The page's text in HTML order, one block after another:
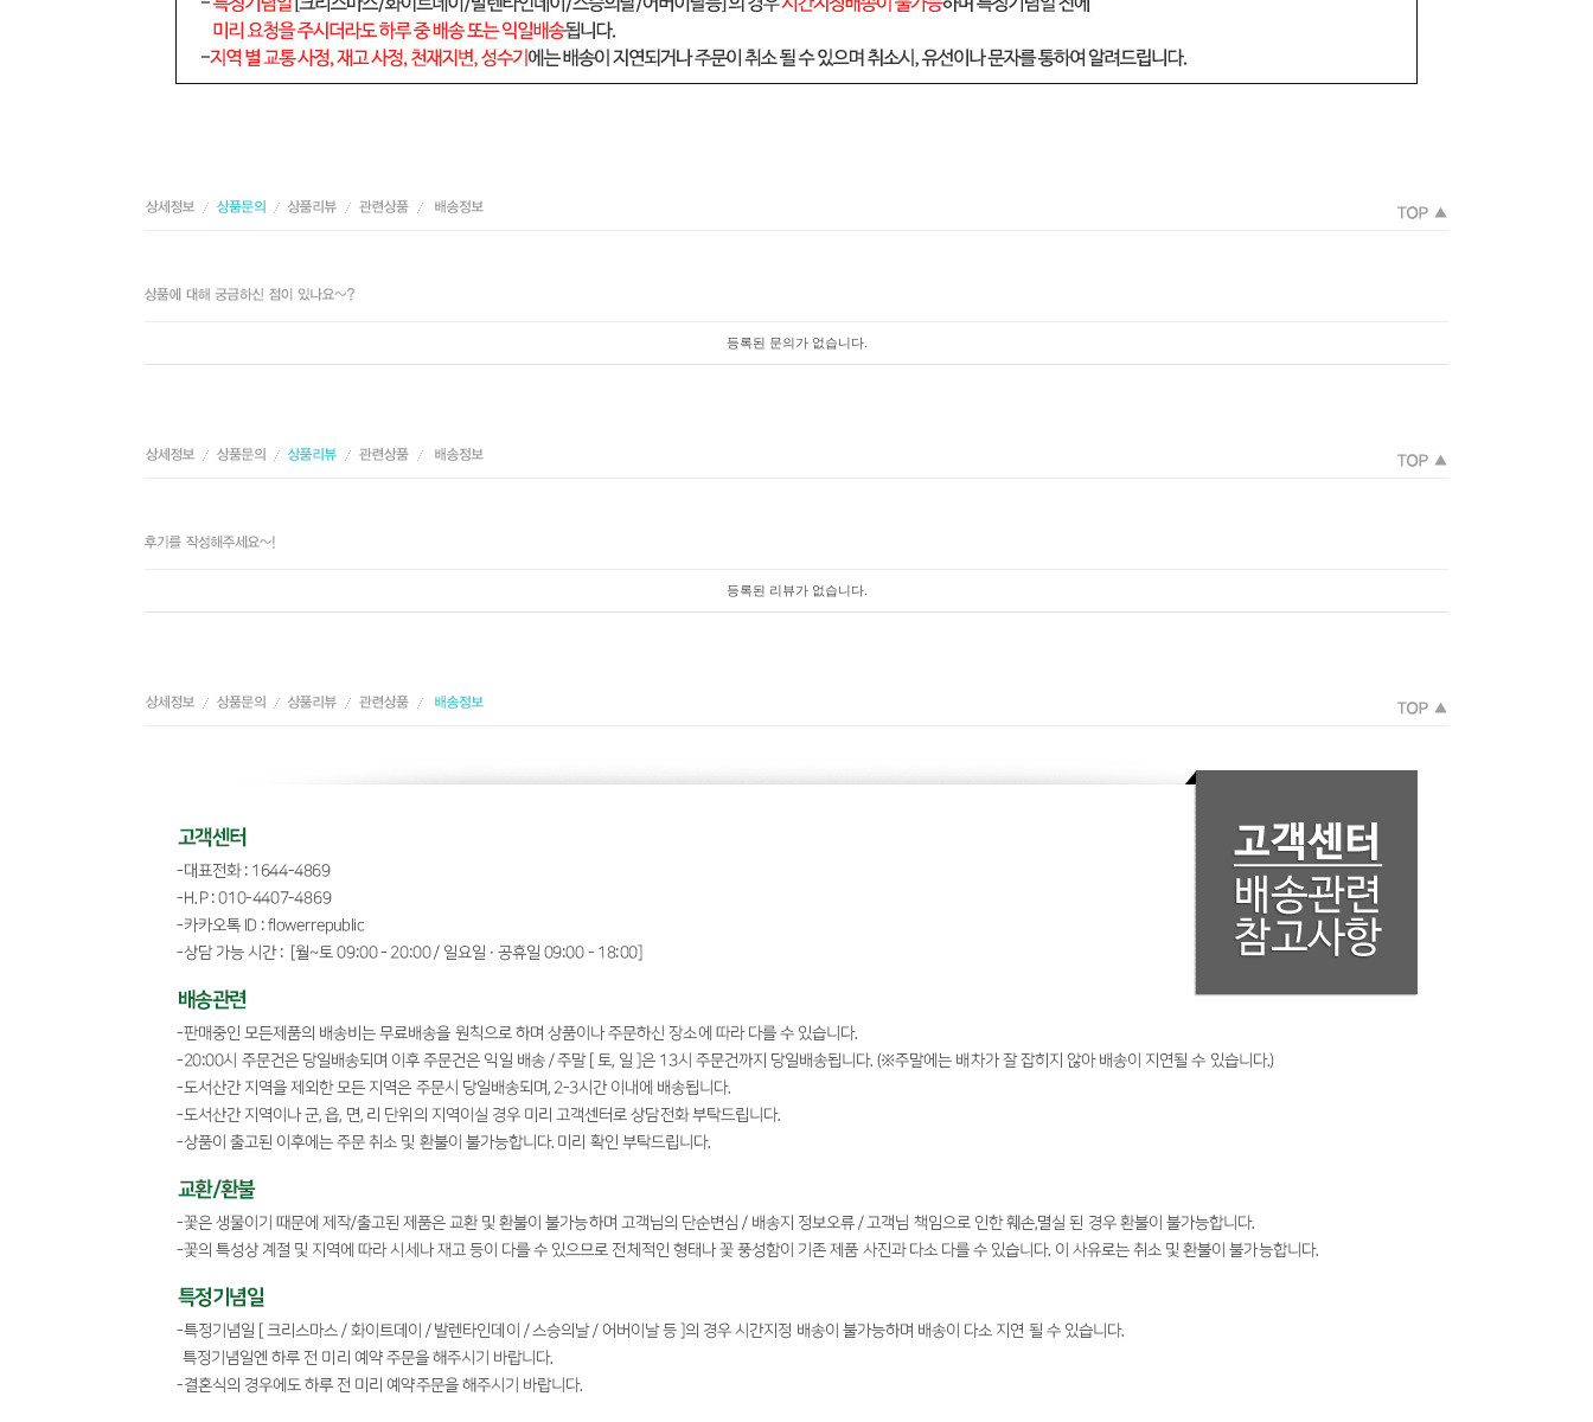
등록된 문의가 없습니다.
등록된 리뷰가 없습니다.